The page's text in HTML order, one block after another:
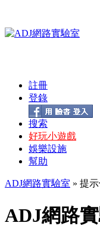
註冊
登錄
搜索
好玩小遊戲
娛樂設施
幫助
ADJ網路實驗室 » 提
ADJ網路